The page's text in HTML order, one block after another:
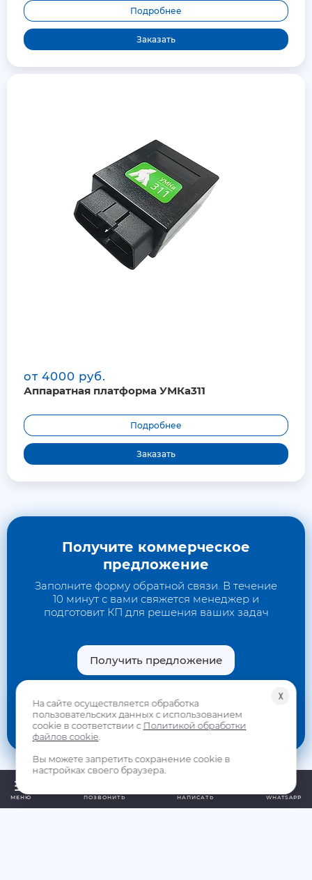
Подробнее
Заказать
от 4000 руб.
Аппаратная платформа УМКа311
Подробнее
Заказать
Получите коммерческое
предложение
Заполните форму обратной связи. В течение
10 минут с вами свяжется менеджер и
подготовит КП для решения ваших задач
Получить предложение
Whatsapp Telegram
МЕНЮ ПОЗВОНИТЬ НАПИСАТЬ WHATSAPP
На сайте осуществляется обработка
пользовательских данных с использованием
cookie в соответствии с Политикой обработки
файлов cookie.
Вы можете запретить сохранение cookie в
настройках своего браузера.
╳